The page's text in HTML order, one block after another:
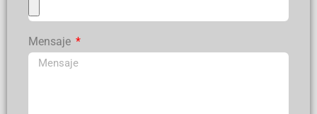
Mensaje